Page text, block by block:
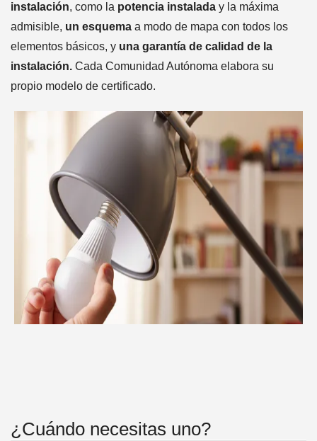
instalación, como lapotencia instaladay la máxima
admisible, un esquema a modo de mapa con todos los
elementos básicos, y una garantía de calidad de la
instalación. Cada Comunidad Autónoma elabora su
propio modelo de certificado.
¿Cuándo necesitas uno?